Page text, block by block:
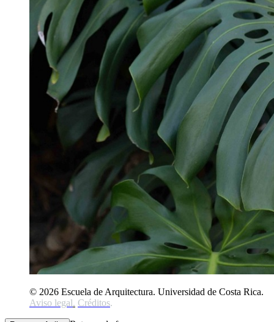
© 2026 Escuela de Arquitectura. Universidad de Costa Rica.
Aviso legal. Créditos.